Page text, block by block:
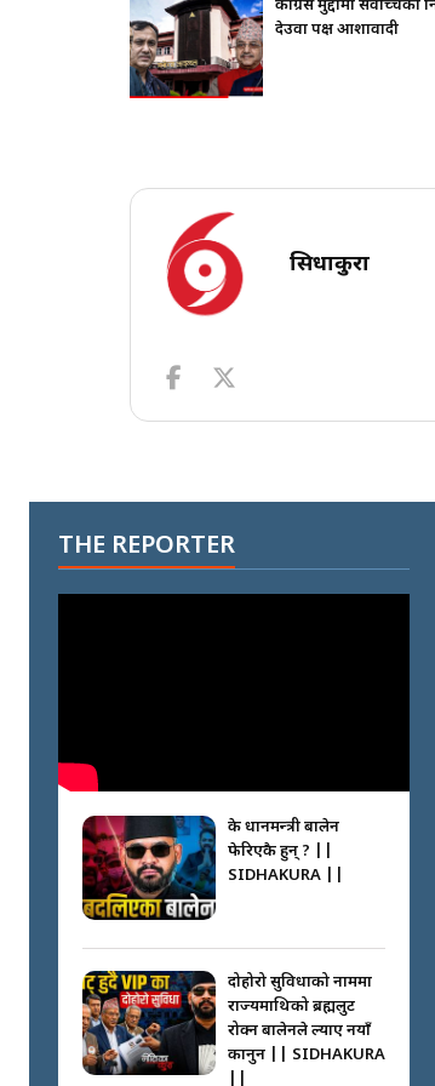
राष्ट्रपतिले के सोधे ?
सिधाकुरा
THE REPORTER
के प्रधानमन्त्री बालेन
फेरिएकै हुन् ? ||
SIDHAKURA ||
दोहोरो सुविधाको नाममा
राज्यमाथिको ब्रह्मलुट
रोक्न बालेनले ल्याए नयाँ
कानुन || SIDHAKURA